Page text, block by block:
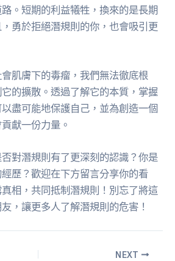
。短期的利益犧牲，換來的是長期
勇於拒絕潛規則的你，也會吸引更
肌膚下的毒瘤，我們無法徹底根
的擴散。透過了解它的本質，掌握
盡可能地保護自己，並為創造一個
獻一份力量。
對潛規則有了更深刻的認識？你是
歷？歡迎在下方留言分享你的看
相，共同抵制潛規則！別忘了將這
，讓更多人了解潛規則的危害！
NEXT